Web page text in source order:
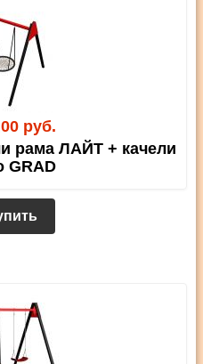
руб.
рама ЛАЙТ + качели
GRAD